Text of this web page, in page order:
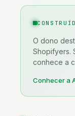
O dono
Shopifyers.
conhece a
Conhecer a